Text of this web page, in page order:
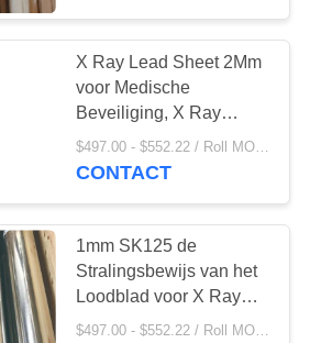
48
X Ray Lead Sheet 2Mm
voor Medische
Beveiliging, X Ray
Scanner Housings
$497.00 - $552.22 / Roll MOQ:1 broodje/Broodjes
CONTACT
1mm SK125 de
Stralingsbewijs van het
Loodblad voor X Ray
Scanner Housings
$497.00 - $552.22 / Roll MOQ:1 broodje/Broodjes